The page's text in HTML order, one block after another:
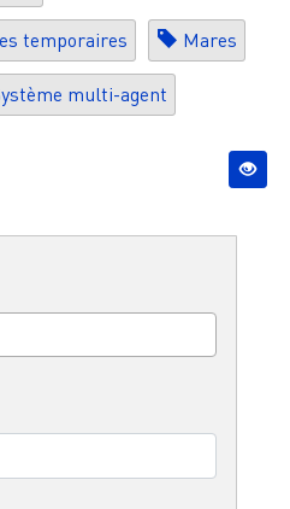
temporaires Mares
multi-agent